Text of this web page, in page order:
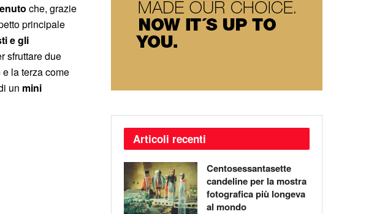
che, grazie
principale
e gli
sfruttare due
la terza come
un mini
Articoli recenti
Centosessantasette
candeline per la mostra
fotografica più longeva
al mondo